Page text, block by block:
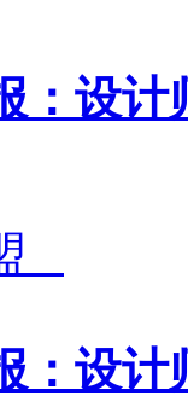
：设
：设计